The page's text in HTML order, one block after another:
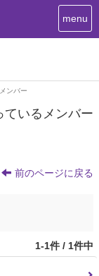
T
o
a
a
menu
ンバー
ているメンバー
前のページに戻る
1-1件 / 1件中